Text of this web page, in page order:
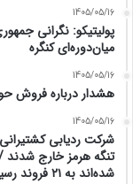
1405/05/16
پولیتیکو: نگرانی
میان‌دوره‌ای کنگره
1405/05/16
هشدار درباره فروش
1405/05/16
تنگه هرمز خارج شدند
شده‌اند به ۲۱ فروند رسیده است که بیشتر آنها از مسیر ایران عبور کرده‌اند